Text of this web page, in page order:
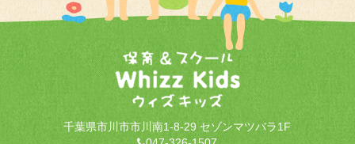
千葉県市川市市川南1-8-29 セゾンマツバラ1F